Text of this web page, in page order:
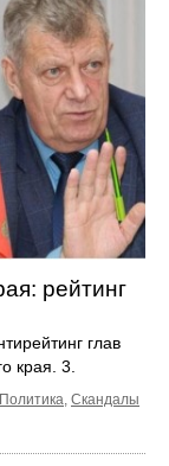
рейтинг
глав
края. 3.
Политика, Скандалы